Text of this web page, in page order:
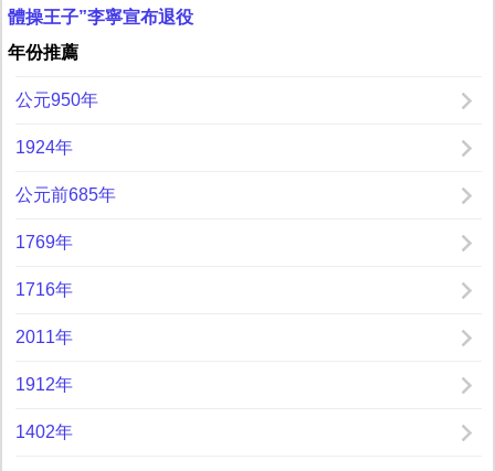
體操王子”李寧宣布退役
年份推薦
公元950年
1924年
公元前685年
1769年
1716年
2011年
1912年
1402年